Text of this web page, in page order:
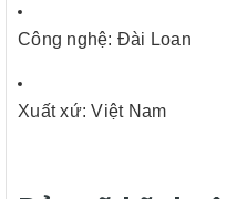
Công nghệ: Đài Loan
Xuất xứ: Việt Nam